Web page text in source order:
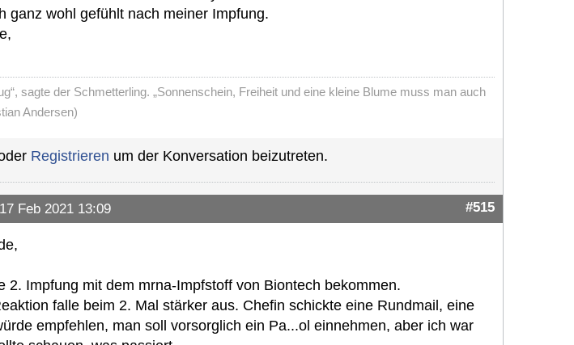
ganz wohl gefühlt nach meiner Impfung.
sagte der Schmetterling. „Sonnenschein, Freiheit und eine kleine Blume muss man auch
Andersen)
Registrieren um der Konversation beizutreten.
17 Feb 2021 13:09 #515
2. Impfung mit dem mrna-Impfstoff von Biontech bekommen.
falle beim 2. Mal stärker aus. Chefin schickte eine Rundmail, eine
empfehlen, man soll vorsorglich ein Pa...ol einnehmen, aber ich war